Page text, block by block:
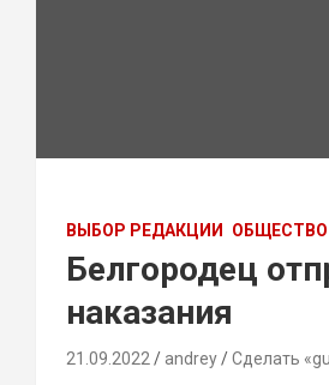
ВЫБОР РЕДАКЦИИ ОБЩЕСТВО
Белгородец
наказания
21.09.2022 andrey Сделать